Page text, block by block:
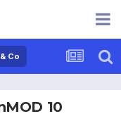
Co
10